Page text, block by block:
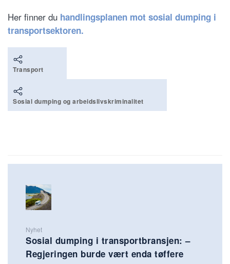
Her finner du handlingsplanen mot sosial dumping i
transportsektoren.
Transport
Sosial dumping og arbeidslivskriminalitet
Nyhet
Sosial dumping i transportbransjen: –
Regjeringen burde vært enda tøffere